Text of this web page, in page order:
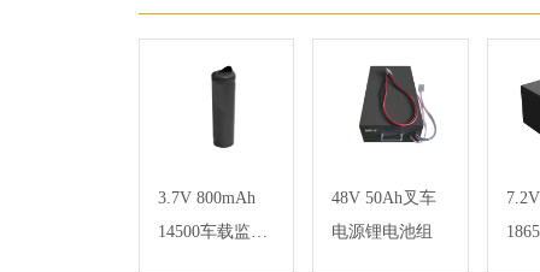
3.7V 800mAh
14500车载监控
48V 50Ah叉车
电源锂电池组